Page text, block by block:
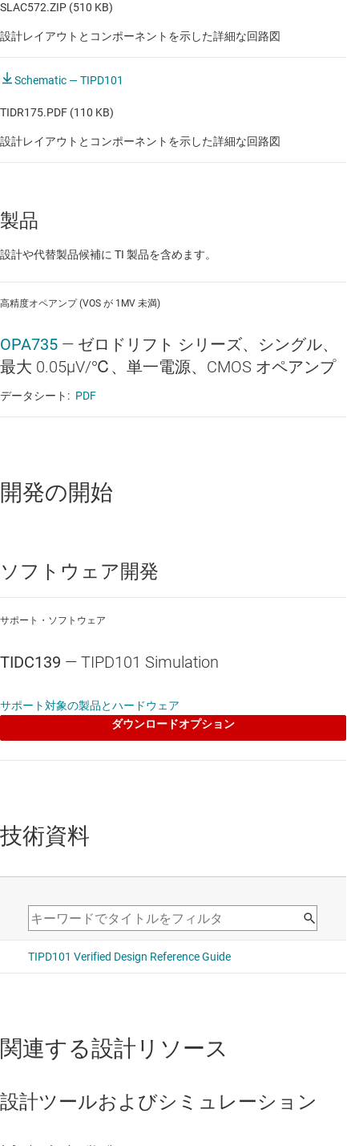
SLAC572.ZIP (510 KB)
設計レイアウトとコンポーネントを示した詳細な回路図
Schematic — TIPD101
TIDR175.PDF (110 KB)
設計レイアウトとコンポーネントを示した詳細な回路図
製品
設計や代替製品候補に TI 製品を含めます。
高精度オペアンプ (VOS が 1MV 未満)
OPA735 — ゼロドリフト シリーズ、シングル、
最大 0.05μV/℃、単一電源、CMOS オペアンプ
データシート: PDF
開発の開始
ソフトウェア開発
サポート・ソフトウェア
TIDC139 — TIPD101 Simulation
サポート対象の製品とハードウェア
ダウンロードオプション
技術資料
関連する設計リソース
設計ツールおよびシミュレーション